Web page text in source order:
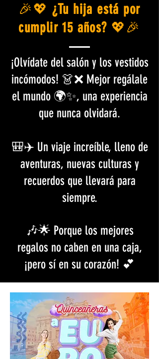
🎉💖 ¿Tu hija está por
cumplir 15 años? 💖🎉
¡Olvídate del salón y los vestidos
incómodos! 👗❌ Mejor regálale
el mundo 🌍✨, una experiencia
que nunca olvidará.
🎒✈️ Un viaje increíble, lleno de
aventuras, nuevas culturas y
recuerdos que llevará para
siempre.
🎶🌟 Porque los mejores
regalos no caben en una caja,
¡pero sí en su corazón! 💕